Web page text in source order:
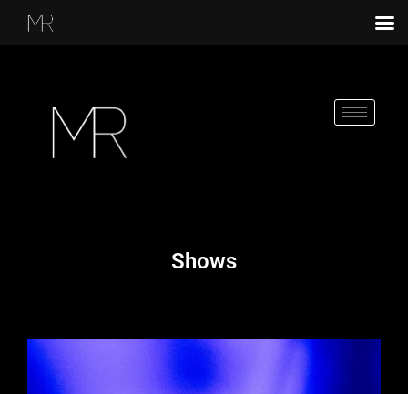
Shows